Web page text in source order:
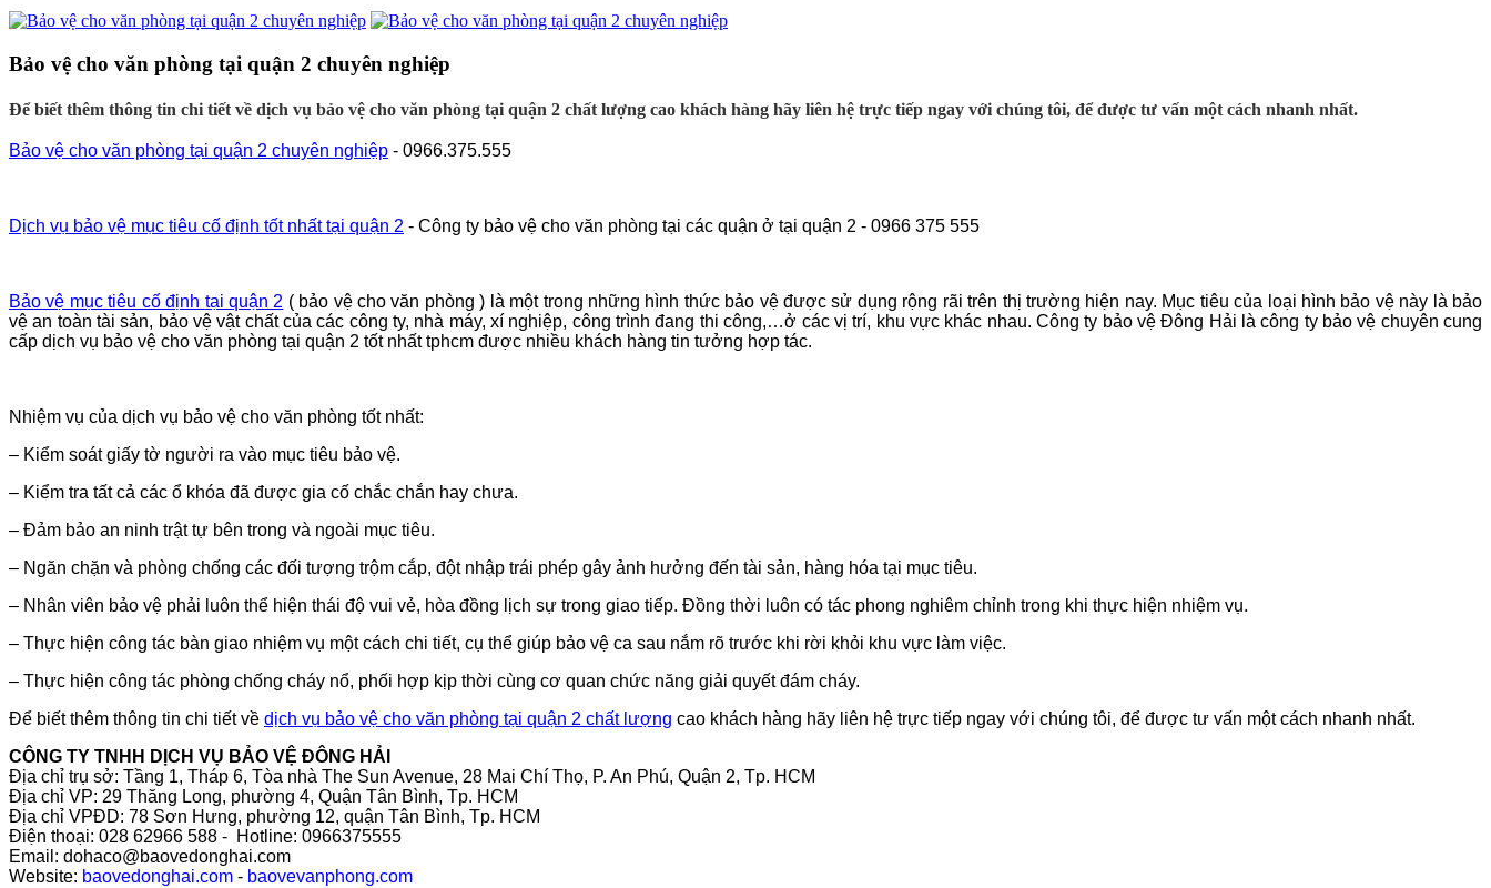
Bảo vệ cho văn phòng tại quận 2 chuyên nghiệp
Để biết thêm thông tin chi tiết về dịch vụ bảo vệ cho văn phòng tại quận 2 chất lượng cao khách hàng hãy liên hệ trực tiếp ngay với chúng tôi, để được tư vấn một cách nhanh nhất.
Bảo vệ cho văn phòng tại quận 2 chuyên nghiệp - 0966.375.555
Dịch vụ bảo vệ mục tiêu cố định tốt nhấttại quận 2 - Công ty bảo vệ cho văn phòng tại các quận ở tại quận 2 - 0966 375 555
Bảo vệ mục tiêu cố định tại quận 2 ( bảo vệ cho văn phòng ) là một trong những hình thức bảo vệ được sử dụng rộng rãi trên thị trường hiện nay. Mục tiêu của loại hình bảo vệ này là bảo
vệ an toàn tài sản, bảo vệ vật chất của các công ty, nhà máy, xí nghiệp, công trình đang thi công,…ở các vị trí, khu vực khác nhau. Công ty bảo vệ Đông Hải là công ty bảo vệ chuyên cung
cấp dịch vụ bảo vệ cho văn phòng tại quận 2 tốt nhất tphcm được nhiều khách hàng tin tưởng hợp tác.
Nhiệm vụ của dịch vụ bảo vệ cho văn phòng tốt nhất:
– Kiểm soát giấy tờ người ra vào mục tiêu bảo vệ.
– Kiểm tra tất cả các ổ khóa đã được gia cố chắc chắn hay chưa.
– Đảm bảo an ninh trật tự bên trong và ngoài mục tiêu.
– Ngăn chặn và phòng chống các đối tượng trộm cắp, đột nhập trái phép gây ảnh hưởng đến tài sản, hàng hóa tại mục tiêu.
– Nhân viên bảo vệ phải luôn thể hiện thái độ vui vẻ, hòa đồng lịch sự trong giao tiếp. Đồng thời luôn có tác phong nghiêm chỉnh trong khi thực hiện nhiệm vụ.
– Thực hiện công tác bàn giao nhiệm vụ một cách chi tiết, cụ thể giúp bảo vệ ca sau nắm rõ trước khi rời khỏi khu vực làm việc.
– Thực hiện công tác phòng chống cháy nổ, phối hợp kịp thời cùng cơ quan chức năng giải quyết đám cháy.
Để biết thêm thông tin chi tiết về dịch vụ bảo vệ cho văn phòng tại quận 2 chất lượng cao khách hàng hãy liên hệ trực tiếp ngay với chúng tôi, để được tư vấn một cách nhanh nhất.
CÔNG TY TNHH DỊCH VỤ BẢO VỆ ĐÔNG HẢI
Địa chỉ trụ sở: Tầng 1, Tháp 6, Tòa nhà The Sun Avenue, 28 Mai Chí Thọ, P. An Phú, Quận 2, Tp. HCM
Địa chỉ VP: 29 Thăng Long, phường 4, Quận Tân Bình, Tp. HCM
Địa chỉ VPĐD: 78 Sơn Hưng, phường 12, quận Tân Bình, Tp. HCM
Điện thoại: 028 62966 588 - Hotline: 0966375555
Email: dohaco@baovedonghai.com
Website: baovedonghai.com - baovevanphong.com